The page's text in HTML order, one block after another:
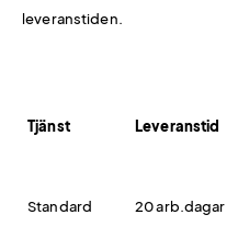
leveranstiden.
Tjänst Leveranstid
Standard 20 arb.dagar